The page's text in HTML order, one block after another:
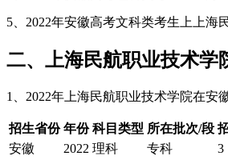
5、2022年安徽高考文科类考生上上海
二、上海民航职业技术学
1、2022年上海民航职业技术学院在安
招生省份 年份 科目类型 所在批次/段
安徽
2022 理科 专科 3